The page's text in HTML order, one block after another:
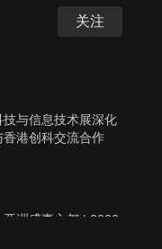
关注
技与信息技术展深化
香港创科交流合作
亚洲盛事之都 | 2026